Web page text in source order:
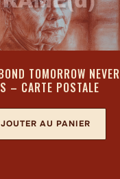
TOMORROW NEVER
– CARTE POSTALE
AU PANIER